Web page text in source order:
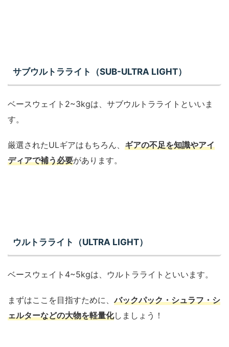
サブウルトラライト（SUB-ULTRA LIGHT）
ベースウェイト2~3kgは、サブウルトラライトといいま
す。
厳選されたULギアはもちろん、 ギアの不足を知識やアイ
ディアで補う必要があります。
ウルトラライト（ULTRA LIGHT）
ベースウェイト4~5kgは、ウルトラライトといいます。
まずはここを目指すために、バックパック・シュラフ・シ
ェルターなどの大物を軽量化しましょう！